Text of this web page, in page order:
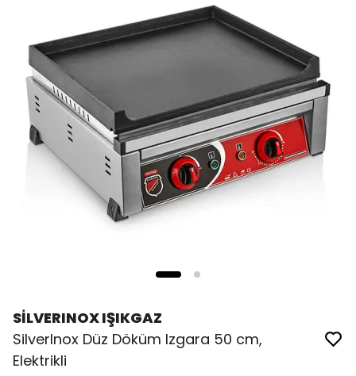
SİLVERINOX IŞIKGAZ
SilverInox Düz Döküm Izgara 50 cm,
Elektrikli